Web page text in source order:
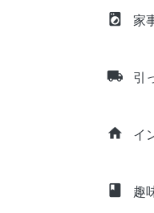
local_laundry_service 家
local_shipping 引
home イ
class 趣